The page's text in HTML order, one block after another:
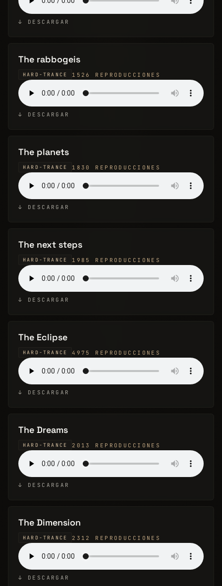
↓ DESCARGAR
The rabbogeis
HARD-TRANCE 1526 REPRODUCCIONES
↓ DESCARGAR
The planets
HARD-TRANCE 1830 REPRODUCCIONES
↓ DESCARGAR
The next steps
HARD-TRANCE 1985 REPRODUCCIONES
↓ DESCARGAR
The Eclipse
HARD-TRANCE 4975 REPRODUCCIONES
↓ DESCARGAR
The Dreams
HARD-TRANCE 2013 REPRODUCCIONES
↓ DESCARGAR
The Dimension
HARD-TRANCE 2312 REPRODUCCIONES
↓ DESCARGAR